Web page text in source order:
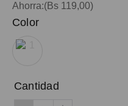
Ahorra:(Bs 119,00)
Color
Cantidad